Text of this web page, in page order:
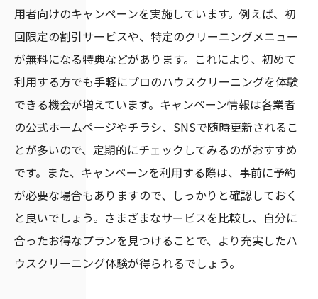
用者向けのキャンペーンを実施しています。例えば、初
回限定の割引サービスや、特定のクリーニングメニュー
が無料になる特典などがあります。これにより、初めて
利用する方でも手軽にプロのハウスクリーニングを体験
できる機会が増えています。キャンペーン情報は各業者
の公式ホームページやチラシ、SNSで随時更新されるこ
とが多いので、定期的にチェックしてみるのがおすすめ
です。また、キャンペーンを利用する際は、事前に予約
が必要な場合もありますので、しっかりと確認しておく
と良いでしょう。さまざまなサービスを比較し、自分に
合ったお得なプランを見つけることで、より充実したハ
ウスクリーニング体験が得られるでしょう。